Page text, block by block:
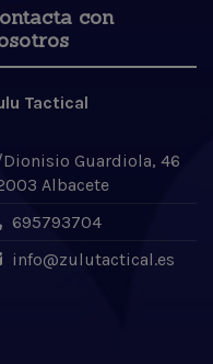
con
Tactical
Dionisio Guardiola, 46
Albacete
695793704
info@zulutactical.es